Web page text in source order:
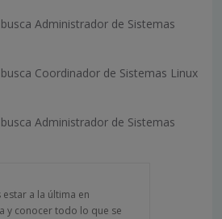
Administrador de Sistemas
busca Coordinador de Sistemas Linux
Administrador de Sistemas
estar a la última en
y conocer todo lo que se